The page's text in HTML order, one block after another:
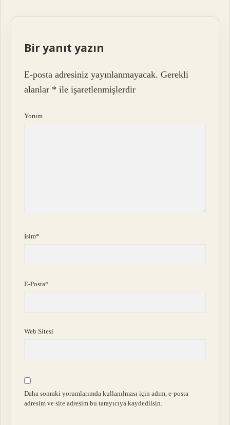
Bir yanıt yazın
E-posta adresiniz yayınlanmayacak. Gerekli
alanlar * ile işaretlenmişlerdir
Yorum
İsim*
E-Posta*
Web Sitesi
Daha sonraki yorumlarımda kullanılması için adım, e-posta
adresim ve site adresim bu tarayıcıya kaydedilsin.